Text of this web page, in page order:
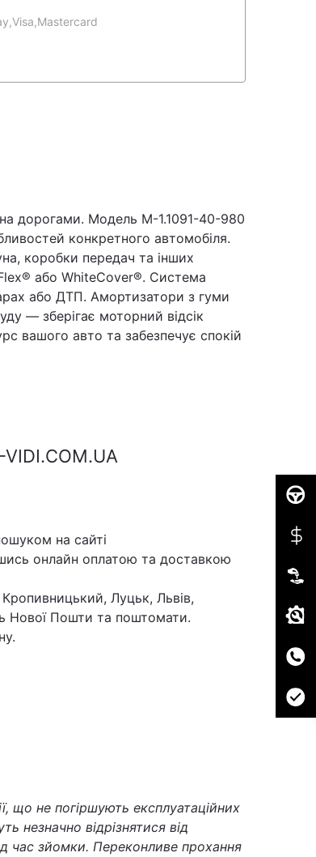
Visa,Mastercard
дорогами. Модель M-1.1091-40-980
конкретного автомобіля.
коробки передач та інших
або WhiteCover®. Система
або ДТП. Амортизатори з гуми
— зберігає моторний відсік
вашого авто та забезпечує спокій
на сайті
онлайн оплатою та доставкою
Луцьк, Львів,
Нової Пошти та поштомати.
що не погіршують експлуатаційних
незначно відрізнятися від
час зйомки. Переконливе прохання